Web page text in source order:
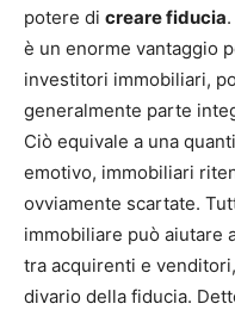
potere di creare fiducia
è un enorme vantaggio
investitori immobiliari,
generalmente parte
Ciò equivale a una
emotivo, immobiliari
ovviamente scartate.
immobiliare può aiutare
tra acquirenti e
divario della fiducia.